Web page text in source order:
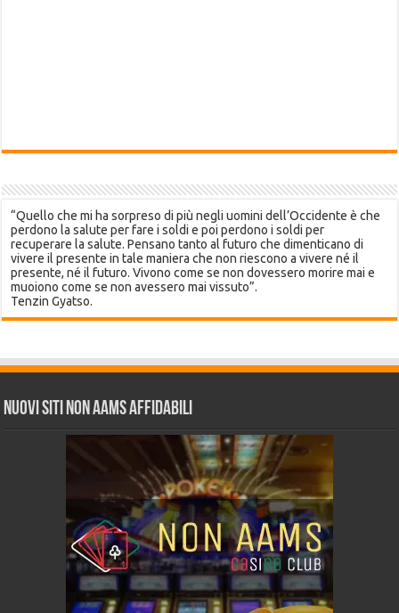
“Quello che mi ha sorpreso di più negli uomini dell’Occidente è che
perdono la salute per fare i soldi e poi perdono i soldi per
recuperare la salute. Pensano tanto al futuro che dimenticano di
vivere il presente in tale maniera che non riescono a vivere né il
presente, né il futuro. Vivono come se non dovessero morire mai e
muoiono come se non avessero mai vissuto”.
Tenzin Gyatso.
Nuovi siti non AAMS affidabili